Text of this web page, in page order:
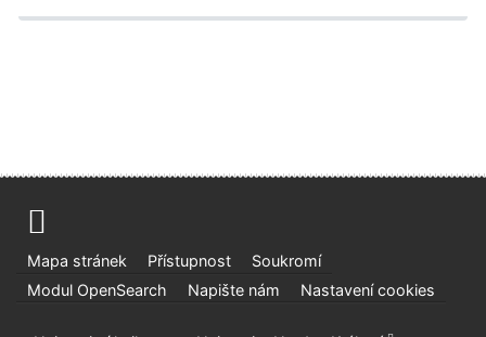
Mapa stránek Přístupnost
Soukromí
Modul OpenSearch
Napište nám Nastavení cookies